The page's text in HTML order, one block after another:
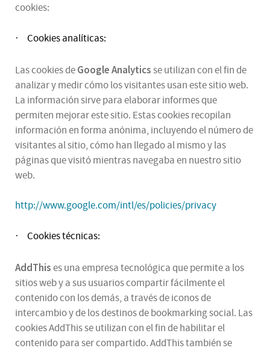
cookies:
· Cookies analíticas:
Las cookies deGoogle Analyticsse utilizan con el fin de
analizar y medir cómo los visitantes usan este sitio web.
La información sirve para elaborar informes que
permiten mejorar este sitio. Estas cookies recopilan
información en forma anónima, incluyendo el número de
visitantes al sitio, cómo han llegado al mismo y las
páginas que visitó mientras navegaba en nuestro sitio
web.
http://www.google.com/intl/es/policies/privacy
· Cookies técnicas:
AddThises una empresa tecnológica que permite a los
sitios web y a sus usuarios compartir fácilmente el
contenido con los demás, a través de iconos de
intercambio y de los destinos de bookmarking social. Las
cookies AddThis se utilizan con el fin de habilitar el
contenido para ser compartido. AddThis también se